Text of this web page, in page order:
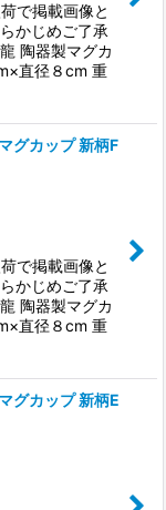
で掲載画像と
かじめご了承
陶器製マグカ
直径８cm 重
グカップ 新柄F
で掲載画像と
かじめご了承
陶器製マグカ
直径８cm 重
グカップ 新柄E